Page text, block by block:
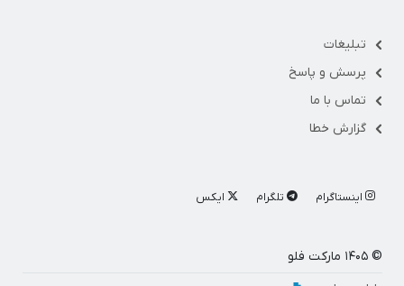
تبلیغات
پرسش و پاسخ
تماس با ما
گزارش خطا
اینستاگرام تلگرام ایکس
© ۱۴۰۵ مارکت فلو